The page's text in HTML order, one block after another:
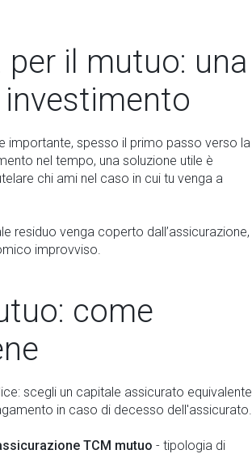
per il mutuo: una
importante, spesso il primo passo verso la
nel tempo, una soluzione utile è
chi ami nel caso in cui tu venga a
residuo venga coperto dall’assicurazione,
improvviso.
come
scegli un capitale assicurato equivalente
in caso di decesso dell'assicurato.
TCM mutuo - tipologia di